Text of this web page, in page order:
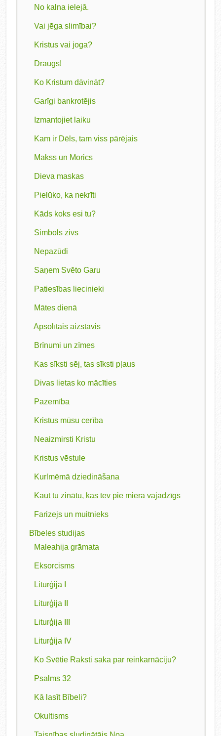
No kalna ielejā.
Vai jēga slimībai?
Kristus vai joga?
Draugs!
Ko Kristum dāvināt?
Garīgi bankrotējis
Izmantojiet laiku
Kam ir Dēls, tam viss pārējais
Makss un Morics
Dieva maskas
Pielūko, ka nekrīti
Kāds koks esi tu?
Simbols zivs
Nepazūdi
Saņem Svēto Garu
Patiesības liecinieki
Mātes dienā
Apsolītais aizstāvis
Brīnumi un zīmes
Kas sīksti sēj, tas sīksti pļaus
Divas lietas ko mācīties
Pazemība
Kristus mūsu cerība
Neaizmirsti Kristu
Kristus vēstule
Kurlmēmā dziedināšana
Kaut tu zinātu, kas tev pie miera vajadzīgs
Farizejs un muitnieks
Bībeles studijas
Maleahija grāmata
Eksorcisms
Liturģija I
Liturģija II
Liturģija III
Liturģija IV
Ko Svētie Raksti saka par reinkarnāciju?
Psalms 32
Kā lasīt Bībeli?
Okultisms